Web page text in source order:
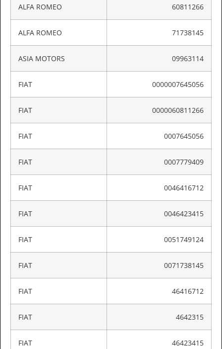
ALFA ROMEO 60811266
ALFA ROMEO 71738145
ASIA MOTORS 09963114
FIAT 0000007645056
FIAT 0000060811266
FIAT 0007645056
FIAT 0007779409
FIAT 0046416712
FIAT 0046423415
FIAT 0051749124
FIAT 0071738145
FIAT 46416712
FIAT 4642315
FIAT 46423415